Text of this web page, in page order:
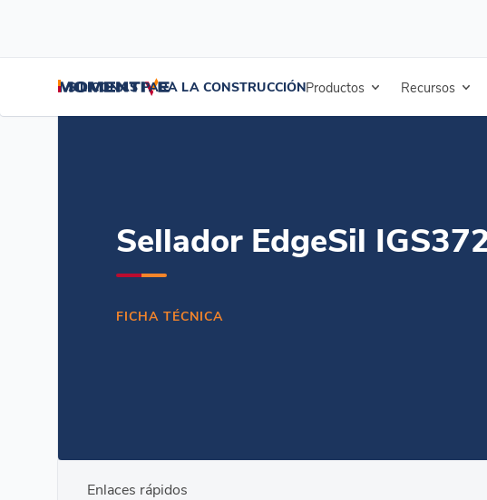
SILICONAS PARA LA CONSTRUCCIÓNProductos Recursos
Inicio /
Sellador EdgeSil
FICHA TÉCNICA
Enlaces rápidos